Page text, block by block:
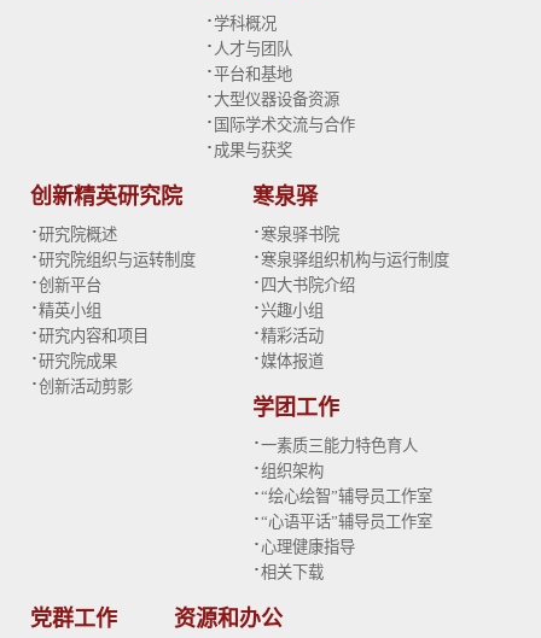
·学科概况
· 人才与团队
·平台和基地
·大型仪器设备资源
· 国际学术交流与合作
· 成果与获奖
创新精英研究院
·研究院概述
·研究院组织与运转制度
·创新平台
·精英小组
·研究内容和项目
·研究院成果
·创新活动剪影
寒泉驿
· 寒泉驿书院
· 寒泉驿组织机构与运行制度
· 四大书院介绍
·兴趣小组
·精彩活动
·媒体报道
学团工作
·一素质三能力特色育人
·组织架构
·“绘心绘智”辅导员工作室
·“心语平话”辅导员工作室
·心理健康指导
·相关下载
党群工作 资源和办公